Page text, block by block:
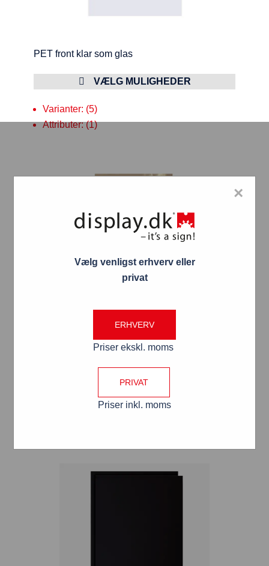
PET front klar som glas
VÆLG MULIGHEDER
Varianter: (5)
Attributer: (1)
Poster Bag plakatlomme
Vælg venligst erhverv eller
privat
ERHVERV
Priser ekskl. moms
PRIVAT
Priser inkl. moms
×